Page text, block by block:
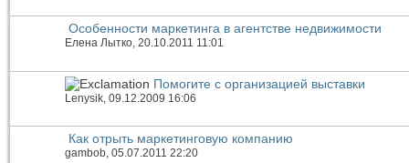
Особенности маркетинга в агентстве недвижимости
Елена Лытко, 20.10.2011 11:01
Помогите с организацией выставки
Lenysik, 09.12.2009 16:06
Как отрыть маркетинговую компанию
gambob, 05.07.2011 22:20